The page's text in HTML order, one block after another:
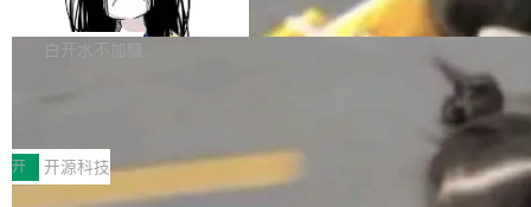
维基百科的替代方案。Lawfare 调查发现，无论
热门页面还是低关注度页面，均未出现近期更
erceptor…五六步之后才能看到第一行翻译文
本。 Solon 换了个方式。整个 i18n 模块围绕三
支持 UPDATE、MERGE INTO 与 Iceb
erg V3
Apache Doris 4.1 要补齐的，正是缺失的那一
半。在已有查询能力的基础上，Doris 进一步支
常维护操作，并完整支持 Iceberg V3 格式。
白开水不加糖
村国家自主创新示范区会议中心开幕。本届大会
由中关村智联软件服务业质量创新联盟主办，以
开 开源科技